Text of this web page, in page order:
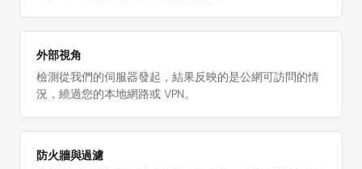
外部視角
檢測從我們的伺服器發起，結果反映的是公網可訪問的情
況，繞過您的本地網路或 VPN。
防火牆與過濾